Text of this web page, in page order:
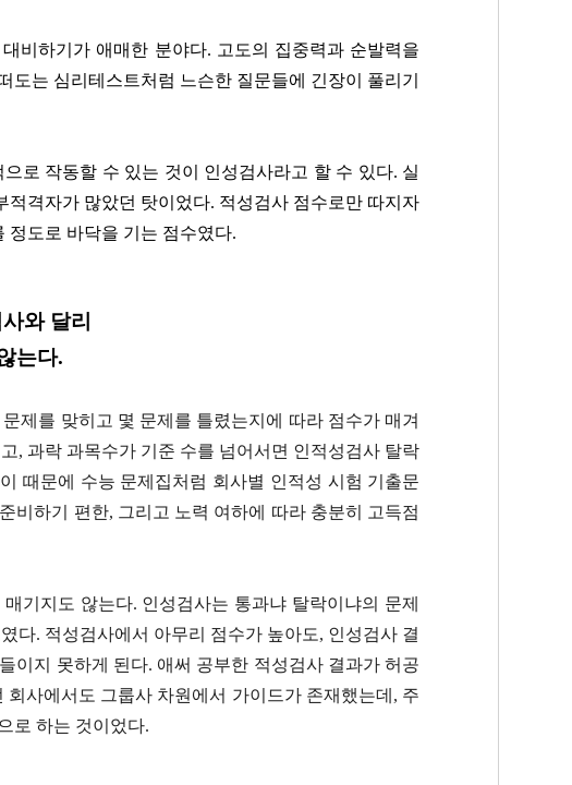
비하기가 애매한 분야다. 고도의 집중력과 순발력을
는 심리테스트처럼 느슨한 질문들에 긴장이 풀리기
로 작동할 수 있는 것이 인성검사라고 할 수 있다. 실
격자가 많았던 탓이었다. 적성검사 점수로만 따지자
정도로 바닥을 기는 점수였다.
와 달리
는다.
제를 맞히고 몇 문제를 틀렸는지에 따라 점수가 매겨
, 과락 과목수가 기준 수를 넘어서면 인적성검사 탈락
때문에 수능 문제집처럼 회사별 인적성 시험 기출문
비하기 편한, 그리고 노력 여하에 따라 충분히 고득점
기지도 않는다. 인성검사는 통과냐 탈락이냐의 문제
다. 적성검사에서 아무리 점수가 높아도, 인성검사 결
이지 못하게 된다. 애써 공부한 적성검사 결과가 허공
사에서도 그룹사 차원에서 가이드가 존재했는데, 주
로 하는 것이었다.